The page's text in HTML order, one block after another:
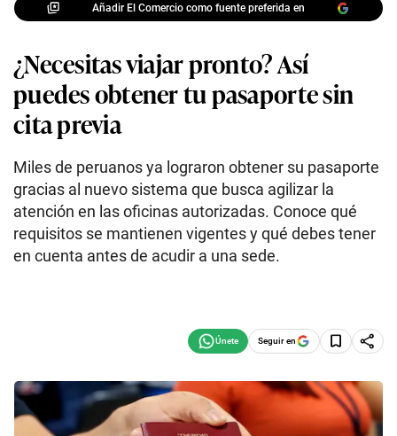
Añadir El Comercio como fuente preferida en
¿Necesitas viajar pronto? Así
puedes obtener tu pasaporte sin
cita previa
Miles de peruanos ya lograron obtener su pasaporte
gracias al nuevo sistema que busca agilizar la
atención en las oficinas autorizadas. Conoce qué
requisitos se mantienen vigentes y qué debes tener
en cuenta antes de acudir a una sede.
Seguir en